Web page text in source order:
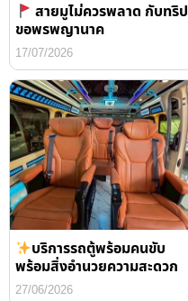
สายมูไม่ควรพลาด กับทริป
ขอพรพญานาค
17/07/2026
บริการรถตู้พร้อมคนขับ
พร้อมสิ่งอำนวยความสะดวก
27/06/2026